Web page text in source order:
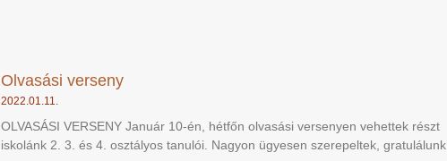
Olvasási verseny
2022.01.11.
OLVASÁSI VERSENY Január 10-én, hétfőn olvasási versenyen vehettek részt
iskolánk 2. 3. és 4. osztályos tanulói. Nagyon ügyesen szerepeltek, gratulálunk